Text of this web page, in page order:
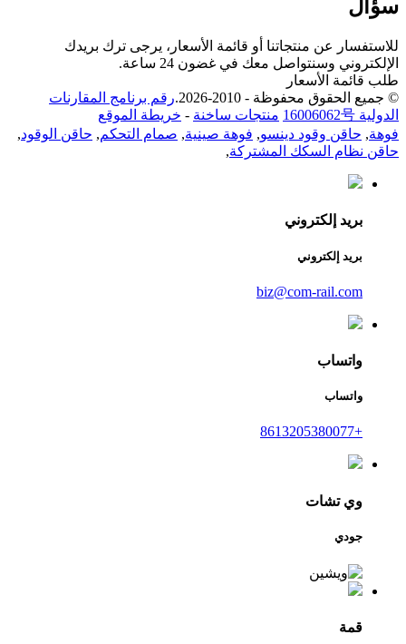
سؤال
للاستفسار عن منتجاتنا أو قائمة الأسعار، يرجى ترك بريدك
الإلكتروني وسنتواصل معك في غضون 24 ساعة.
طلب قائمة الأسعار
© جميع الحقوق محفوظة - 2010-2026.
رقم برنامج المقارنات
الدولية 16006062号
منتجات ساخنة - خريطة الموقع
فوهة, حاقن وقود دينسو, فوهة صينية, صمام التحكم, حاقن الوقود,
حاقن نظام السكك المشتركة,
بريد إلكتروني
بريد إلكتروني
biz@com-rail.com
واتساب
واتساب
+8613205380077
وي تشات
جودي
قمة